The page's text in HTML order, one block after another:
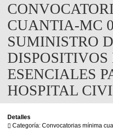
CUANTIA-MC
SUMINISTRO
DISPOSITIVOS
ESENCIALES
HOSPITAL
Detalles
Categoría: Convocatorias mínima